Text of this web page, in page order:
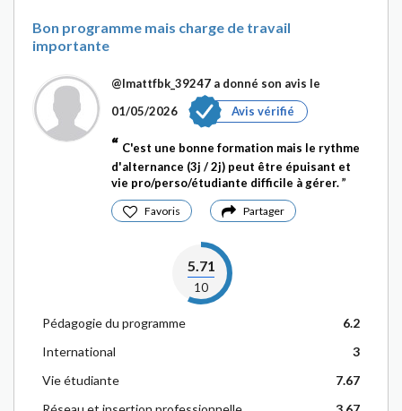
Bon programme mais charge de travail
importante
@Imattfbk_39247 a donné son avis le
01/05/2026
Avis vérifié
C'est une bonne formation mais le rythme
d'alternance (3j / 2j) peut être épuisant et
vie pro/perso/étudiante difficile à gérer.
Favoris Partager
5.71
10
Pédagogie du programme
6.2
International
3
Vie étudiante
7.67